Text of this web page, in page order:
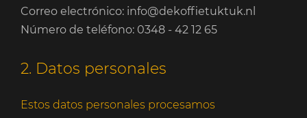
Correo electrónico: info@dekoffietuktuk.nl
Número de teléfono: 0348 - 42 12 65
2. Datos personales
Estos datos personales procesamos